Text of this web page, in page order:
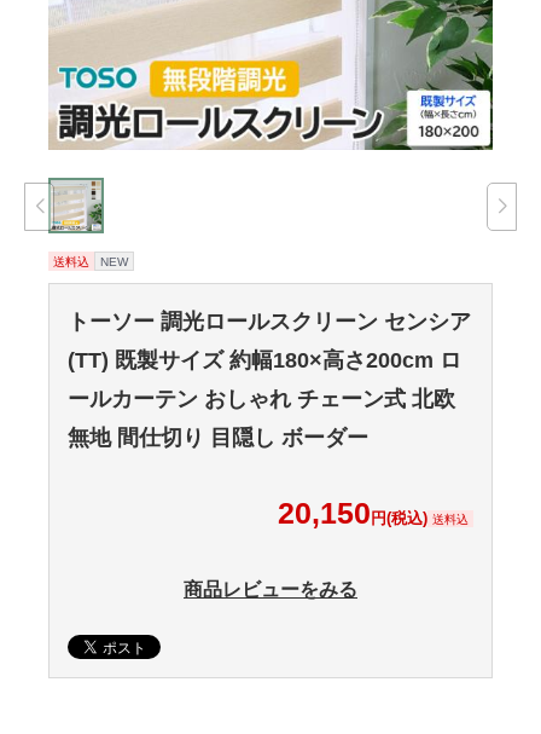
送料込 NEW
トーソー 調光ロールスクリーン センシア
(TT) 既製サイズ 約幅180×高さ200cm ロ
ールカーテン おしゃれ チェーン式 北欧
無地 間仕切り 目隠し ボーダー
20,150 円(税込) 送料込
商品レビューをみる